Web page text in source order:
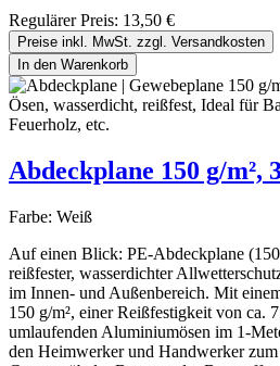
Regulärer Preis: 13,50 €
Preise inkl. MwSt. zzgl. Versandkosten
In den Warenkorb
Abdeckplane 150 g/m²,
Farbe: Weiß
Auf einen Blick: PE-Abdeckplane
reißfester, wasserdichter
im Innen- und Außenbereich. Mit
150 g/m², einer Reißfestigkeit von ca.
umlaufenden Aluminiumösen im 1-
den Heimwerker und Handwerker